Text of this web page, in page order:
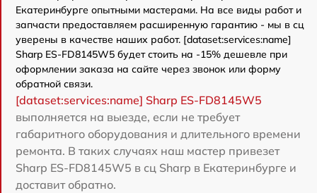
Екатеринбурге опытными мастерами. На все виды работ и
запчасти предоставляем расширенную гарантию - мы в сц
уверены в качестве наших работ. [dataset:services:name]
Sharp ES-FD8145W5 будет стоить на -15% дешевле при
оформлении заказа на сайте через звонок или форму
обратной связи.
[dataset:services:name] Sharp ES-FD8145W5
выполняется на выезде, если не требует
габаритного оборудования и длительного времени
ремонта. В таких случаях наш мастер привезет
Sharp ES-FD8145W5 в сц Sharp в Екатеринбурге и
доставит обратно.